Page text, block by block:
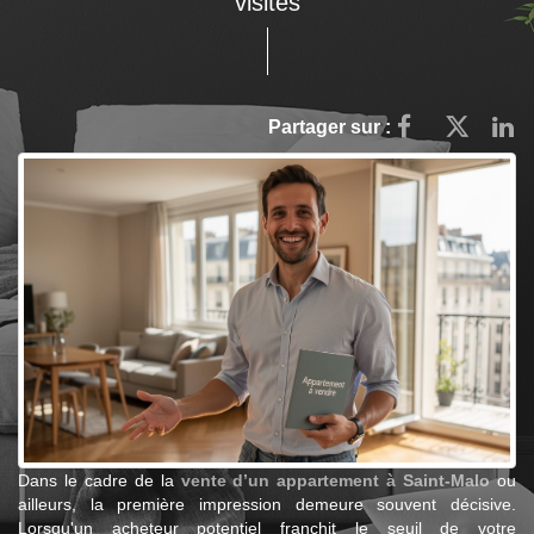
Partager sur :
Dans le cadre de la vente d’un appartement à Saint-Maloou
ailleurs, la première impression demeure souvent décisive.
Lorsqu'un acheteur potentiel franchit le seuil de votre